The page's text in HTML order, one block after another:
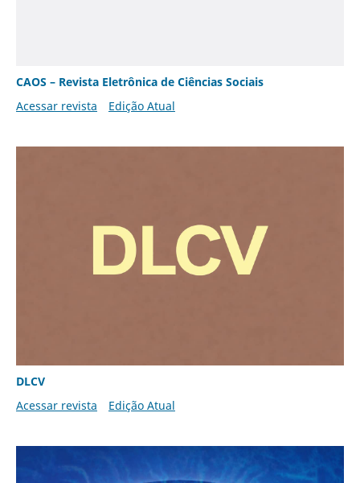
CAOS – Revista Eletrônica de Ciências Sociais
Acessar revista
Edição Atual
DLCV
Acessar revista
Edição Atual